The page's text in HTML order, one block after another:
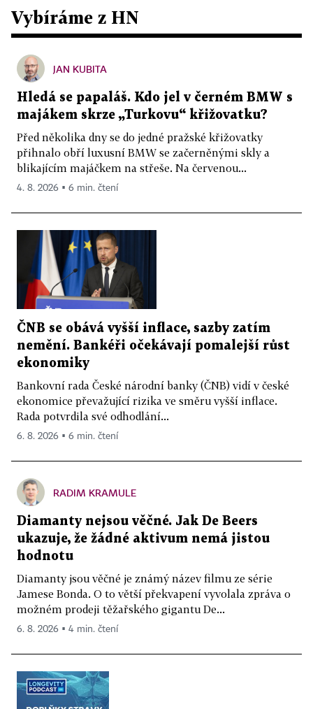
Vybíráme z HN
JAN KUBITA
Hledá se papaláš. Kdo jel v černém BMW s
majákem skrze „Turkovu“ křižovatku?
Před několika dny se do jedné pražské křižovatky
přihnalo obří luxusní BMW se začerněnými skly a
blikajícím majáčkem na střeše. Na červenou...
4. 8. 2026 ▪ 6 min. čtení
ČNB se obává vyšší inflace, sazby zatím
nemění. Bankéři očekávají pomalejší růst
ekonomiky
Bankovní rada České národní banky (ČNB) vidí v české
ekonomice převažující rizika ve směru vyšší inflace.
Rada potvrdila své odhodlání...
6. 8. 2026 ▪ 6 min. čtení
RADIM KRAMULE
Diamanty nejsou věčné. Jak De Beers
ukazuje, že žádné aktivum nemá jistou
hodnotu
Diamanty jsou věčné je známý název filmu ze série
Jamese Bonda. O to větší překvapení vyvolala zpráva o
možném prodeji těžařského gigantu De...
6. 8. 2026 ▪ 4 min. čtení